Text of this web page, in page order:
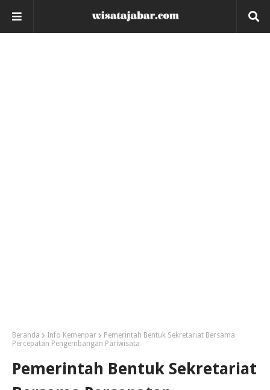
Beranda Info Kemenpar
Pemerintah Bentuk Sekretariat Bersama
Percepatan Pengembangan Pariwisata
Pemerintah Bentuk Sekretariat